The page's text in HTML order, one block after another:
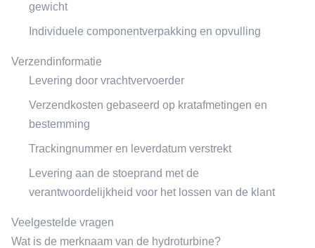
gewicht
Individuele componentverpakking en opvulling
Verzendinformatie
Levering door vrachtvervoerder
Verzendkosten gebaseerd op kratafmetingen en
bestemming
Trackingnummer en leverdatum verstrekt
Levering aan de stoeprand met de
verantwoordelijkheid voor het lossen van de klant
Veelgestelde vragen
Wat is de merknaam van de hydroturbine?